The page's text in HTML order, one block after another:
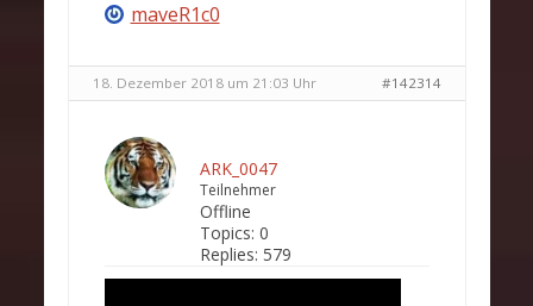
maveR1c0
18. Dezember 2018 um 21:03 Uhr #142314
ARK_0047
Teilnehmer
Offline
Topics: 0
Replies: 579